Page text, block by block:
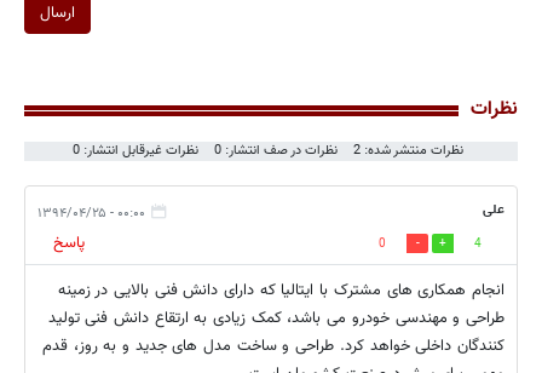
ارسال
نظرات
نظرات منتشر شده: 2 نظرات در صف انتشار: 0 نظرات غیرقابل انتشار: 0
علی ۰۰:۰۰ - ۱۳۹۴/۰۴/۲۵
4
0
پاسخ
انجام همکاری های مشترک با ایتالیا که دارای دانش فنی بالایی در زمینه
طراحی و مهندسی خودرو می باشد، کمک زیادی به ارتقاع دانش فنی تولید
کنندگان داخلی خواهد کرد. طراحی و ساخت مدل های جدید و به روز، قدم